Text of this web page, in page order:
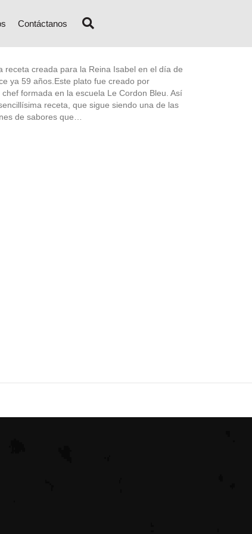
Contáctanos
receta creada para la Reina Isabel en el día de
ya 59 años.Este plato fue creado por
formada en la escuela Le Cordon Bleu. Así
receta, que sigue siendo una de las
de sabores que…